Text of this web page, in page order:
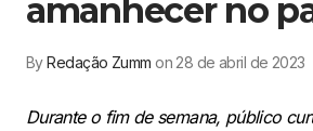
amanhecer no
ByRedação Zumm on 28 de abril de 2023
Durante o fim de semana, público